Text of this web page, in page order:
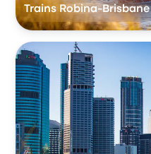
Trains Robina-Brisbane